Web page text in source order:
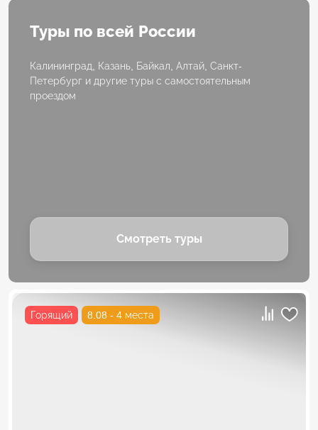
Туры по всей России
Калининград, Казань, Байкал, Алтай, Санкт-
Петербург и другие туры с самостоятельным
проездом
Смотреть туры
Горящий 8.08 - 4 места